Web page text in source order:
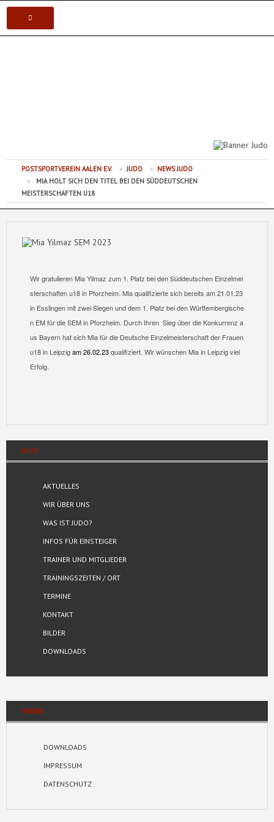
TISCHTENNIS
POSTSPORTVEREIN AALEN E.V. » JUDO » NEWS JUDO
»
MIA HOLT SICH DEN TITEL BEI DEN SÜDDEUTSCHEN
MEISTERSCHAFTEN U18
Wir gratulieren Mia Yilmaz zum 1. Platz bei den Süddeutschen Einzelmei
sterschaften u18 in Pforzheim. Mia qualifizierte sich bereits am 21.01.23
in Esslingen mit zwei Siegen und dem 1. Platz bei den Württembergische
n EM für die SEM in Pforzheim. Durch Ihren  Sieg über die Konkurrenz a
us Bayern hat sich Mia für die Deutsche Einzelmeisterschaft der Frauen
u18 in Leipzig am 26.02.23 qualifiziert. Wir wünschen Mia in Leipzig viel
Erfolg.
JUDO
AKTUELLES
WIR ÜBER UNS
WAS IST JUDO?
INFOS FÜR EINSTEIGER
TRAINER UND MITGLIEDER
TRAININGSZEITEN / ORT
TERMINE
KONTAKT
BILDER
DOWNLOADS
VEREIN
DOWNLOADS
IMPRESSUM
DATENSCHUTZ